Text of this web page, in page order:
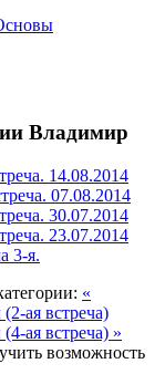
Владимир
14.08.2014
07.08.2014
30.07.2014
23.07.2014
3-я.
«
ая встреча)
ая встреча) »
возможность